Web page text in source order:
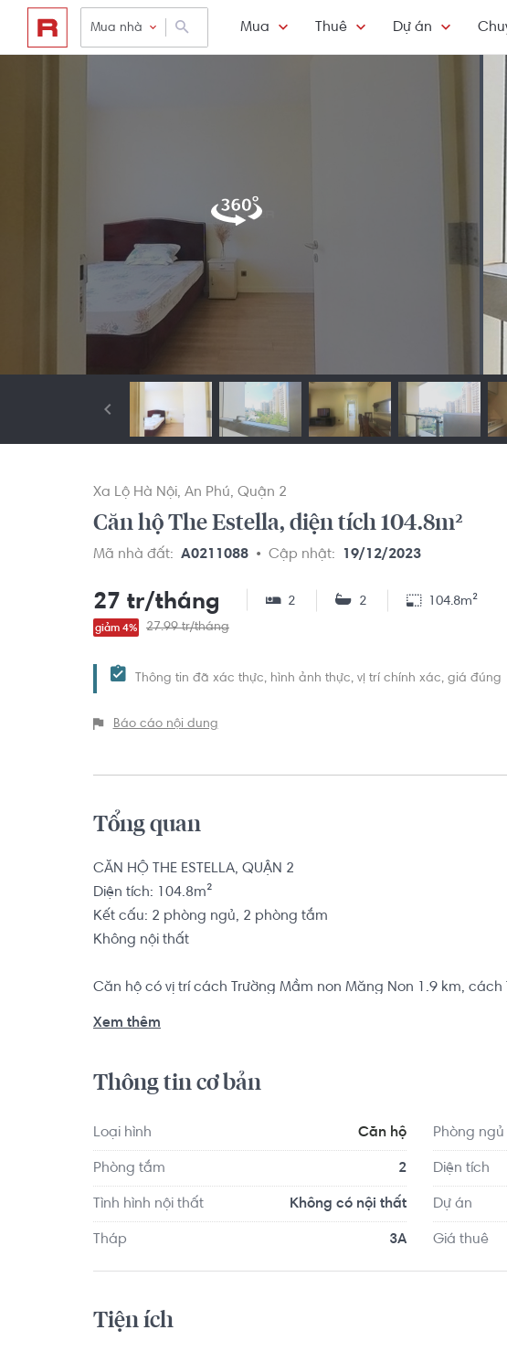
Mua nhà Mua Thuê Dự án
Xa Lộ Hà Nội An Phú Quận 2
Căn hộ The Estella, diện tích 104.8m²
Mã nhà đất: A0211088 Cập nhật: 19/12/2023
27 tr/tháng
giảm 4% 27.99 tr/tháng
2 2 104.8m²
Thông tin đã xác thực, hình ảnh thực, vị trí chính xác, giá đúng
Báo cáo nội dung
Tổng quan
CĂN HỘ THE ESTELLA, QUẬN 2
Diện tích: 104.8m²
Kết cấu: 2 phòng ngủ, 2 phòng tắm
Không nội thất
Căn hộ có vị trí cách Trường Mầm non Măng Non 1.9 km, cách
Xem thêm
Thông tin cơ bản
Loại hình Căn hộ Phòng ngủ
Phòng tắm 2 Diện tích
Tình hình nội thất Không có nội thất Dự án
Tháp 3A Giá thuê
Tiện ích